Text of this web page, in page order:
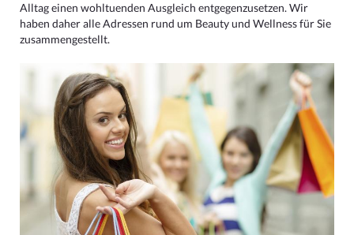
Alltag einen wohltuenden Ausgleich entgegenzusetzen. Wir
haben daher alle Adressen rund um Beauty und Wellness für Sie
zusammengestellt.